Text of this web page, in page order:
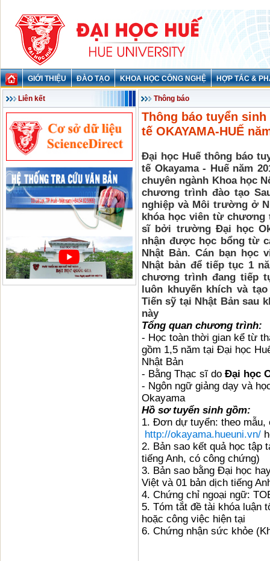
GIỚI THIỆU ĐÀO TẠO KHOA HỌC CÔNG NGHỆ HỢP TÁC &
Liên kết Thông báo
Thông báo tuyển
tế OKAYAMA-HUẾ
Đại học Huế thông báo
tế Okayama - Huế năm
chuyên ngành Khoa học
chương trình đào tạo
nghiệp và Môi trường ở
khóa học viên từ chương
sĩ bởi trường Đại học
nhận được học bổng từ
Nhật Bản. Cán bạn học
Nhật bản để tiếp tục 1
chương trình đang tiếp
luôn khuyến khích và
Tiến sỹ tại Nhật Bản sau
này
Tổng quan chương trình:
- Học toàn thời gian kể từ
gồm 1,5 năm tại Đại học
Nhật Bản
- Bằng Thạc sĩ do Đại học
- Ngôn ngữ giảng dạy và
Okayama
Hồ sơ tuyển sinh gồm:
1. Đơn dự tuyển: theo mẫu,
http://okayama.hueuni.vn/
2. Bản sao kết quả học tập
tiếng Anh, có công chứng)
3. Bản sao bằng Đại học
Việt và 01 bản dịch tiếng
4. Chứng chỉ ngoại ngữ:
5. Tóm tắt đề tài khóa luận
hoặc công việc hiện tại
6. Chứng nhận sức khỏe